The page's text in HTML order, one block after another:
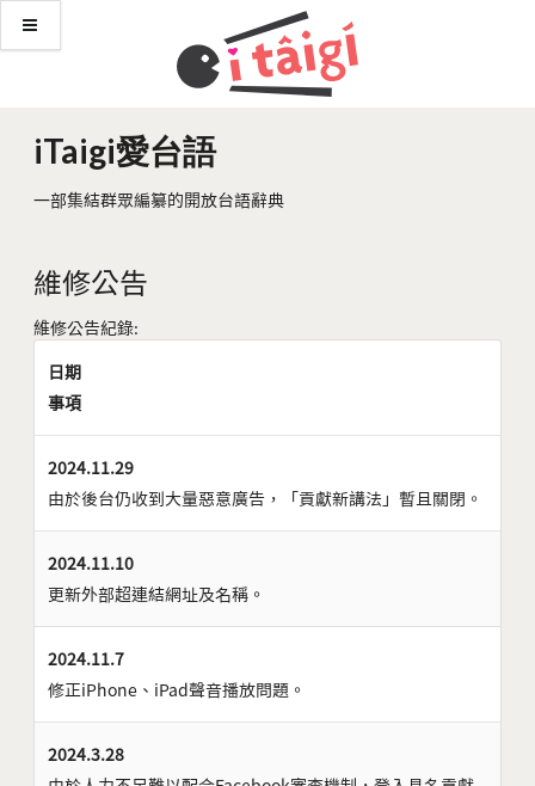
iTaigi愛台語
一部集結群眾編纂的開放台語辭典
維修公告
維修公告紀錄:
日期
事項
2024.11.29
由於後台仍收到大量惡意廣告，「貢獻新講法」暫且關閉。
2024.11.10
更新外部超連結網址及名稱。
2024.11.7
修正iPhone、iPad聲音播放問題。
2024.3.28